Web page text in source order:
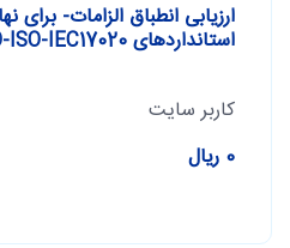
ارزیابی انطباق الزامات-
استانداردهای INSO-ISO-IEC17020 و ISIRI9133
کاربر سایت
0 ریال